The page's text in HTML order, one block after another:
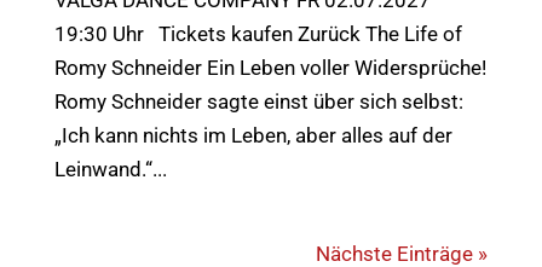
19:30 Uhr Tickets kaufen Zurück The Life of
Romy Schneider Ein Leben voller Widersprüche!
Romy Schneider sagte einst über sich selbst:
„Ich kann nichts im Leben, aber alles auf der
Leinwand.“...
Nächste Einträge »